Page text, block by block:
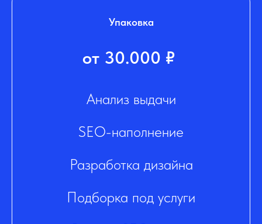
Упаковка
от 30.000 ₽
Анализ выдачи
SEO-наполнение
Разработка дизайна
Подборка под услуги